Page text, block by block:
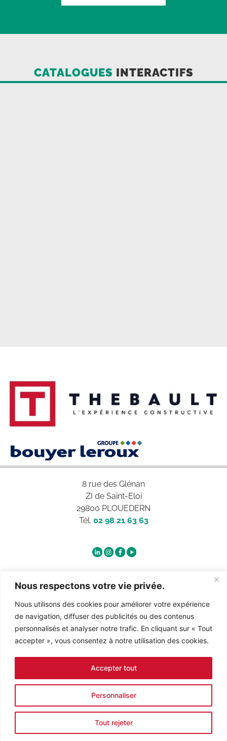
Nous respectons votre vie privée.
Nous utilisons des cookies pour améliorer votre expérience
de navigation, diffuser des publicités ou des contenus
personnalisés et analyser notre trafic. En cliquant sur « Tout
accepter », vous consentez à notre utilisation des cookies.
Personnaliser
Tout rejeter
Accepter tout
CATALOGUES INTERACTIFS
8 rue des Glénan
ZI de Saint-Eloi
29800 PLOUEDERN
Tél. 02 98 21 63 63
Qui sommes-nous ?
Contact
Recrutement
Site réalisé par Abergraphique